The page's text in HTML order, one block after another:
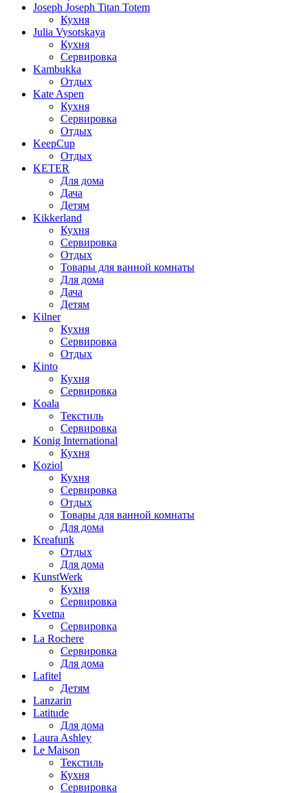
Joseph Joseph Titan Totem
Кухня
Julia Vysotskaya
Кухня
Сервировка
Kambukka
Отдых
Kate Aspen
Кухня
Сервировка
Отдых
KeepCup
Отдых
KETER
Для дома
Дача
Детям
Kikkerland
Кухня
Сервировка
Отдых
Товары для ванной комнаты
Для дома
Дача
Детям
Kilner
Кухня
Сервировка
Отдых
Kinto
Кухня
Сервировка
Koala
Текстиль
Сервировка
Konig International
Кухня
Koziol
Кухня
Сервировка
Отдых
Товары для ванной комнаты
Для дома
Kreafunk
Отдых
Для дома
KunstWerk
Кухня
Сервировка
Kvetna
Сервировка
La Rochere
Сервировка
Для дома
Lafitel
Детям
Lanzarin
Latitude
Для дома
Laura Ashley
Le Maison
Текстиль
Кухня
Сервировка